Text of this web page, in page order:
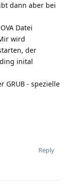
dann aber bei
Datei
wird
der
inital
GRUB - spezielle
Reply